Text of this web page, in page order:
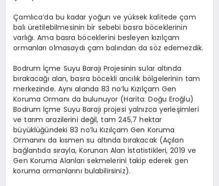
Çamlıca’da bu kadar yoğun ve yüksek kalitede çam
balı üretilebilmesinin bir sebebi basra böceklerinin
varlığı. Ama basra böceklerini besleyen kızılçam
ormanları olmasaydı çam balından da söz edemezdik.
Bodrum İçme Suyu Barajı Projesinin sular altında
bırakacağı alan, basra böcekli arıcılık bölgelerinin tam
merkezinde. Aynı alanda 83 no’lu Kızılçam Gen
Koruma Ormanı da bulunuyor (Harita: Doğu Eroğlu)
Bodrum İçme Suyu Barajı projesi yalnızca yerleşimleri
ve tarım arazilerini değil, tam 245,7 hektar
büyüklüğündeki 83 no’lu Kızılçam Gen Koruma
Ormanını da kısmen su altında bırakacak (Açılan
bağlantıda sırayla, Korunan Alan İstatistikleri, 2019 ve
Gen Koruma Alanları sekmelerini takip ederek gen
koruma ormanlarını bulabilirsiniz).